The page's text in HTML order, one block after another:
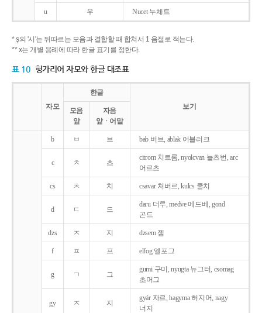
u 우 Nucet 누체트
* ş의 '시'는 뒤따르는 모음과 결합할 때 합쳐서 1 음절로 적는다.
** x는 개별 용례에 따라 한글 표기를 정한다.
표 10 헝가리어 자모와 한글 대조표
자모
한글
보기
모음
앞
자음
앞ㆍ어말
b ㅂ 브 bab 버브, ablak 어블러크
c ㅊ 츠
citrom 치트롬, nyolcvan 뇰츠번, arc
어르츠
cs ㅊ 치 csavar 처버르, kulcs 쿨치
d ㄷ 드
daru 더루, medve 메드베, gond
곤드
dzs ㅈ 지 dzsem 젬
f ㅍ 프 elfog 엘포그
g ㄱ 그
gumi 구미, nyugta 뉴그터, csomag
초머그
gy ㅈ 지
gyár 자르, hagyma 허지머, nagy
너지